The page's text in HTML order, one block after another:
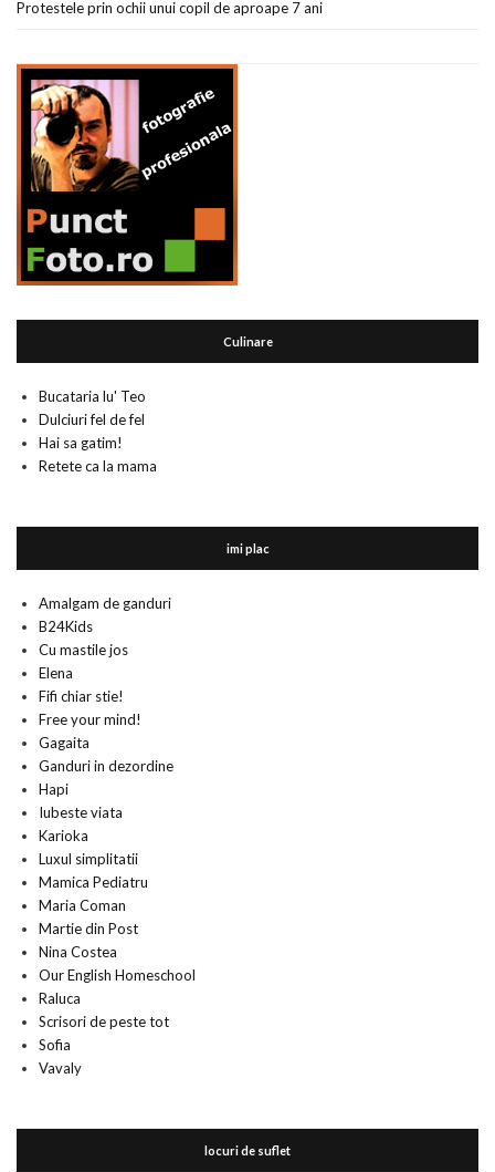
Protestele prin ochii unui copil de aproape 7 ani
Culinare
Bucataria lu' Teo
Dulciuri fel de fel
Hai sa gatim!
Retete ca la mama
imi plac
Amalgam de ganduri
B24Kids
Cu mastile jos
Elena
Fifi chiar stie!
Free your mind!
Gagaita
Ganduri in dezordine
Hapi
Iubeste viata
Karioka
Luxul simplitatii
Mamica Pediatru
Maria Coman
Martie din Post
Nina Costea
Our English Homeschool
Raluca
Scrisori de peste tot
Sofia
Vavaly
locuri de suflet